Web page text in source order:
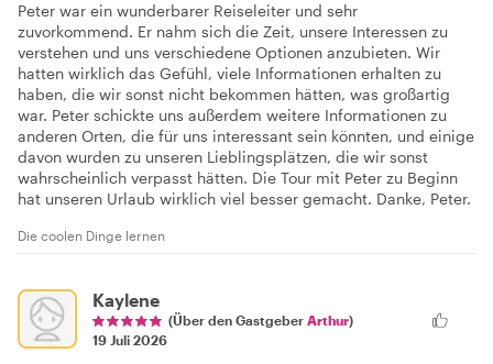
Peter war ein wunderbarer Reiseleiter und sehr
zuvorkommend. Er nahm sich die Zeit, unsere Interessen zu
verstehen und uns verschiedene Optionen anzubieten. Wir
hatten wirklich das Gefühl, viele Informationen erhalten zu
haben, die wir sonst nicht bekommen hätten, was großartig
war. Peter schickte uns außerdem weitere Informationen zu
anderen Orten, die für uns interessant sein könnten, und einige
davon wurden zu unseren Lieblingsplätzen, die wir sonst
wahrscheinlich verpasst hätten. Die Tour mit Peter zu Beginn
hat unseren Urlaub wirklich viel besser gemacht. Danke, Peter.
Die coolen Dinge lernen
Kaylene
(Über den Gastgeber Arthur)
19 Juli 2026